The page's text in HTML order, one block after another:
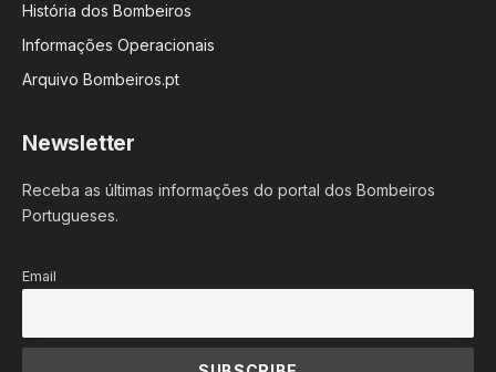
História dos Bombeiros
Informações Operacionais
Arquivo Bombeiros.pt
Newsletter
Receba as últimas informações do portal dos Bombeiros
Portugueses.
Email